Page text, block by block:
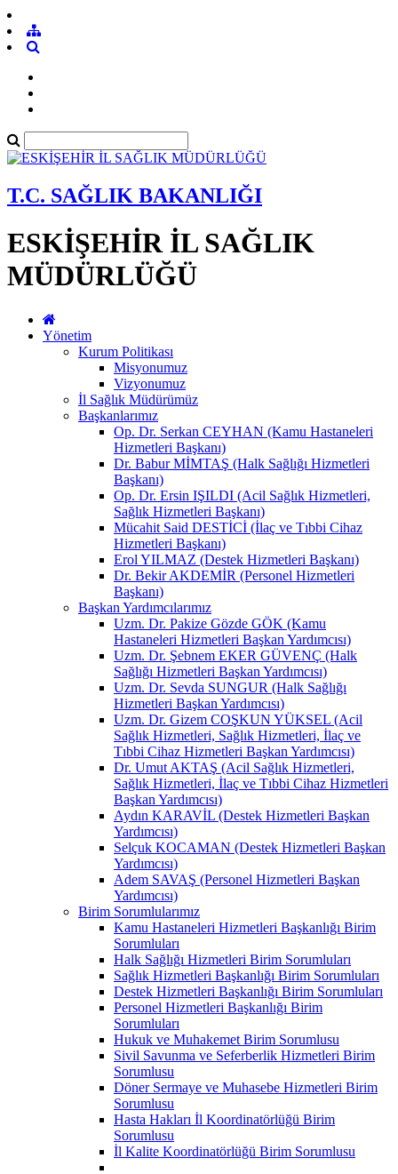
T.C. SAĞLIK BAKANLIĞI
ESKİŞEHİR İL SAĞLIK
MÜDÜRLÜĞÜ
Yönetim
Kurum Politikası
Misyonumuz
Vizyonumuz
İl Sağlık Müdürümüz
Başkanlarımız
Op. Dr. Serkan CEYHAN (Kamu Hastaneleri
Hizmetleri Başkanı)
Dr. Babur MİMTAŞ (Halk Sağlığı Hizmetleri
Başkanı)
Op. Dr. Ersin IŞILDI (Acil Sağlık Hizmetleri,
Sağlık Hizmetleri Başkanı)
Mücahit Said DESTİCİ (İlaç ve Tıbbi Cihaz
Hizmetleri Başkanı)
Erol YILMAZ (Destek Hizmetleri Başkanı)
Dr. Bekir AKDEMİR (Personel Hizmetleri
Başkanı)
Başkan Yardımcılarımız
Uzm. Dr. Pakize Gözde GÖK (Kamu
Hastaneleri Hizmetleri Başkan Yardımcısı)
Uzm. Dr. Şebnem EKER GÜVENÇ (Halk
Sağlığı Hizmetleri Başkan Yardımcısı)
Uzm. Dr. Sevda SUNGUR (Halk Sağlığı
Hizmetleri Başkan Yardımcısı)
Uzm. Dr. Gizem COŞKUN YÜKSEL (Acil
Sağlık Hizmetleri, Sağlık Hizmetleri, İlaç ve
Tıbbi Cihaz Hizmetleri Başkan Yardımcısı)
Dr. Umut AKTAŞ (Acil Sağlık Hizmetleri,
Sağlık Hizmetleri, İlaç ve Tıbbi Cihaz Hizmetleri
Başkan Yardımcısı)
Aydın KARAVİL (Destek Hizmetleri Başkan
Yardımcısı)
Selçuk KOCAMAN (Destek Hizmetleri Başkan
Yardımcısı)
Adem SAVAŞ (Personel Hizmetleri Başkan
Yardımcısı)
Birim Sorumlularımız
Kamu Hastaneleri Hizmetleri Başkanlığı Birim
Sorumluları
Halk Sağlığı Hizmetleri Birim Sorumluları
Sağlık Hizmetleri Başkanlığı Birim Sorumluları
Destek Hizmetleri Başkanlığı Birim Sorumluları
Personel Hizmetleri Başkanlığı Birim
Sorumluları
Hukuk ve Muhakemet Birim Sorumlusu
Sivil Savunma ve Seferberlik Hizmetleri Birim
Sorumlusu
Döner Sermaye ve Muhasebe Hizmetleri Birim
Sorumlusu
Hasta Hakları İl Koordinatörlüğü Birim
Sorumlusu
İl Kalite Koordinatörlüğü Birim Sorumlusu